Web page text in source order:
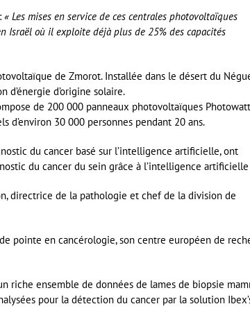
« Les mises en service de ces centrales photovoltaïques
Israël où il exploite déjà plus de 25% des capacités
de Zmorot. Installée dans le désert du
d’origine solaire.
de 200 000 panneaux photovoltaïques
d’environ 30 000 personnes pendant 20 ans.
du cancer basé sur l’intelligence artificielle, ont
du cancer du sein grâce à l’intelligence artificielle
directrice de la pathologie et chef de la division de
pointe en cancérologie, son centre européen de
riche ensemble de données de lames de biopsie
pour la détection du cancer par la solution